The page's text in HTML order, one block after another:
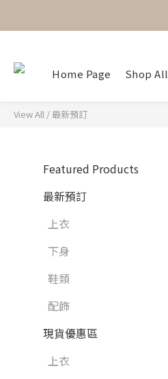
Home Page Shop All
View All /最新預訂
Featured Products
最新預訂
上衣
下身
鞋類
配飾
現貨優惠區
上衣